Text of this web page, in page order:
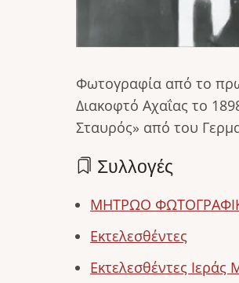
Φωτογραφία από το
Διακοφτό Αχαΐας το
Σταυρός» από του
Συλλογές
ΜΗΤΡΩΟ
Εκτελεσθέντες
Εκτελεσθέντες